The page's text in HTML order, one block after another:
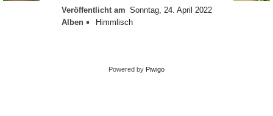
Veröffentlicht am Sonntag, 24. April 2022
Alben
Himmlisch
Powered by Piwigo